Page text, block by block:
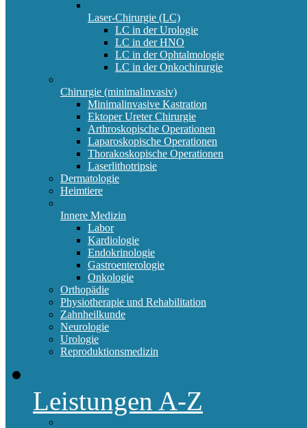
Laser-Chirurgie (LC)
LC in der Urologie
LC in der HNO
LC in der Ophtalmologie
LC in der Onkochirurgie
Chirurgie (minimalinvasiv)
Minimalinvasive Kastration
Ektoper Ureter Chirurgie
Arthroskopische Operationen
Laparoskopische Operationen
Thorakoskopische Operationen
Laserlithotripsie
Dermatologie
Heimtiere
Innere Medizin
Labor
Kardiologie
Endokrinologie
Gastroenterologie
Onkologie
Orthopädie
Physiotherapie und Rehabilitation
Zahnheilkunde
Neurologie
Urologie
Reproduktionsmedizin
Leistungen A-Z